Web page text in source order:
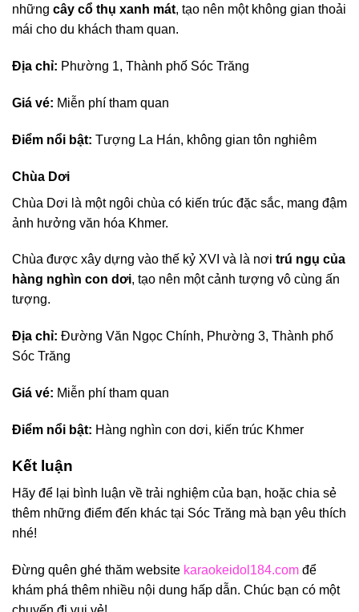
những cây cổ thụ xanh mát, tạo nên một không gian thoải
mái cho du khách tham quan.
Địa chỉ: Phường 1, Thành phố Sóc Trăng
Giá vé: Miễn phí tham quan
Điểm nổi bật: Tượng La Hán, không gian tôn nghiêm
Chùa Dơi
Chùa Dơi là một ngôi chùa có kiến trúc đặc sắc, mang đậm
ảnh hưởng văn hóa Khmer.
Chùa được xây dựng vào thế kỷ XVI và là nơi trú ngụ của
hàng nghìn con dơi, tạo nên một cảnh tượng vô cùng ấn
tượng.
Địa chỉ: Đường Văn Ngọc Chính, Phường 3, Thành phố
Sóc Trăng
Giá vé: Miễn phí tham quan
Điểm nổi bật: Hàng nghìn con dơi, kiến trúc Khmer
Kết luận
Hãy để lại bình luận về trải nghiệm của bạn, hoặc chia sẻ
thêm những điểm đến khác tại Sóc Trăng mà bạn yêu thích
nhé!
Đừng quên ghé thăm website karaokeidol184.com để
khám phá thêm nhiều nội dung hấp dẫn. Chúc bạn có một